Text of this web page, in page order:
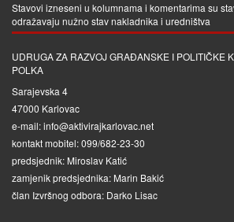
Stavovi izneseni u kolumnama i komentarima su
odražavaju nužno stav nakladnika i uredništva
UDRUGA ZA RAZVOJ GRAĐANSKE I POLITIČKE
POLKA
Sarajevska 4
47000 Karlovac
e-mail: info@aktivirajkarlovac.net
kontakt mobitel: 099/682-23-30
predsjednik: Miroslav Katić
zamjenik predsjednika: Marin Bakić
član Izvršnog odbora: Darko Lisac